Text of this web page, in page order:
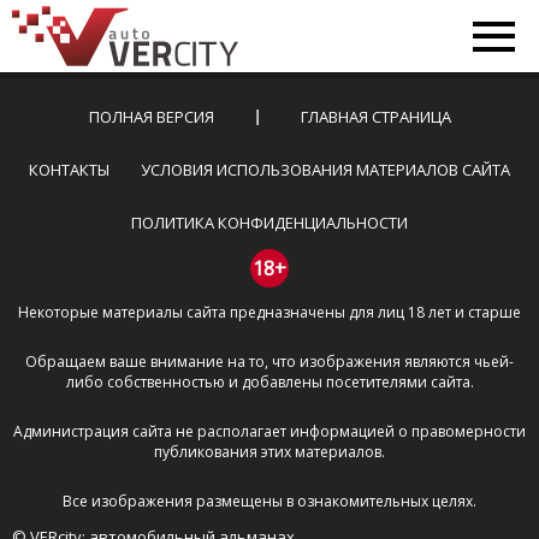
ПОЛНАЯ ВЕРСИЯ ГЛАВНАЯ СТРАНИЦА
КОНТАКТЫ УСЛОВИЯ ИСПОЛЬЗОВАНИЯ МАТЕРИАЛОВ САЙТА
ПОЛИТИКА КОНФИДЕНЦИАЛЬНОСТИ
18+
Некоторые материалы сайта предназначены для лиц 18 лет и старше
Обращаем ваше внимание на то, что изображения являются чьей-
либо собственностью и добавлены посетителями сайта.
Администрация сайта не располагает информацией о правомерности
публикования этих материалов.
Все изображения размещены в ознакомительных целях.